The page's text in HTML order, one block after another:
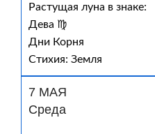
Растущая луна в знаке:
Дева ♍
Дни Корня
Стихия: Земля
7 МАЯ
Среда